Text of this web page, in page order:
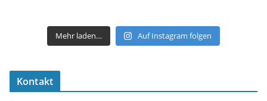
Mehr laden… Auf Instagram folgen
Kontakt